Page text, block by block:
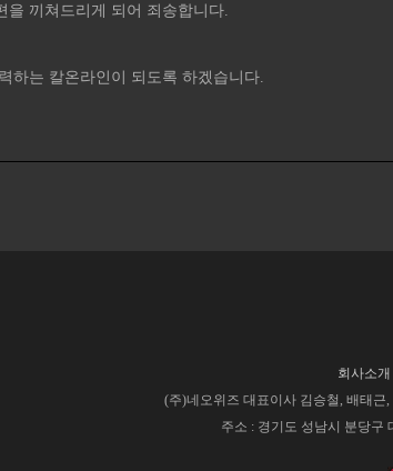
을 끼쳐드리게 되어 죄송합니다.
하는 칼온라인이 되도록 하겠습니다.
회사소개
(주)네오위즈 대표이사 김승철, 배태근,
주소 : 경기도 성남시 분당구